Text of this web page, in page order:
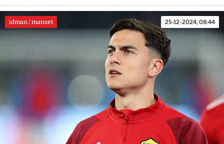
idman / manset 25-12-2024, 08:44